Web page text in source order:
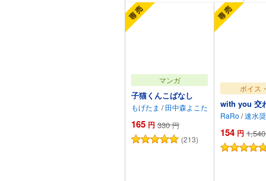
マンガ
子猫くんこばなし
もげたま / 田中森よこた
165 円 330 円
(213)
ボイス
with you 交
RaRo /速水奨
154 円 1,540